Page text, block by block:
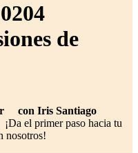
de
con Iris Santiago
¡Da el primer paso hacia tu
nosotros!